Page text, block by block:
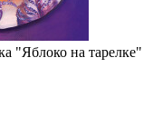
"Яблоко на тарелке"